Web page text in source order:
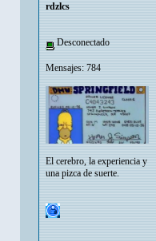
rdzlcs
Desconectado
Mensajes: 784
El cerebro, la experiencia y
una pizca de suerte.